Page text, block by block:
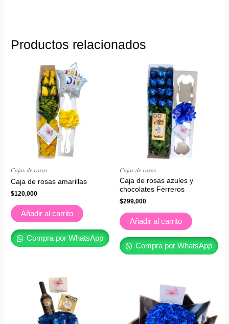
Productos relacionados
𝐶𝑎𝑗𝑎𝑠 𝑑𝑒 𝑟𝑜𝑠𝑎𝑠
Caja de rosas amarillas
$120,000
Añadir al carrito
Compra por WhatsApp
𝐶𝑎𝑗𝑎𝑠 𝑑𝑒 𝑟𝑜𝑠𝑎𝑠
Caja de rosas azules y
chocolates Ferreros
$299,000
Añadir al carrito
Compra por WhatsApp